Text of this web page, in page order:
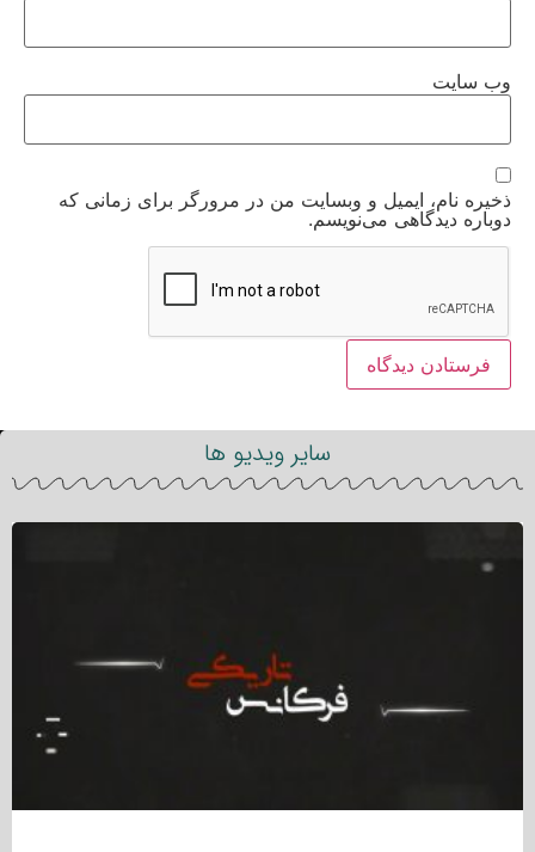
وب‌ سایت
ذخیره نام، ایمیل و وبسایت من در مرورگر برای زمانی که
دوباره دیدگاهی می‌نویسم.
سایر ویدیو ها